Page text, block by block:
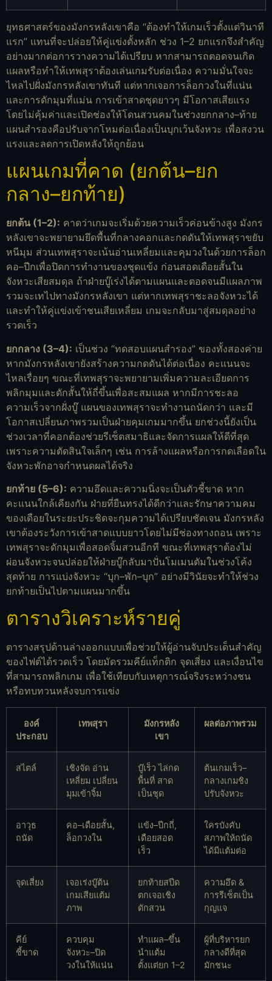
ยุทธศาสตร์ของมังกรหลังเขาคือ “ต้องทำให้เกมเร็วตั้งแต่วินาที
แรก” แทนที่จะปล่อยให้คู่แข่งตั้งหลัก ช่วง 1–2 ยกแรกจึงสำคัญ
อย่างมากต่อการวางความได้เปรียบ หากสามารถตอดจนเกิด
แผลหรือทำให้เทพสุราต้องเล่นเกมรับต่อเนื่อง ความมั่นใจจะ
ไหลไปฝั่งมังกรหลังเขาทันที แต่หากเจอการล็อกวงในที่แน่น
และการดักมุมที่แม่น การเข้าสาดชุดยาวๆ มีโอกาสเสียแรง
โดยไม่คุ้มค่าและเปิดช่องให้โดนสวนคมในช่วงยกกลาง–ท้าย
แผนสำรองคือปรับจากโหมต่อเนื่องเป็นบุกเว้นจังหวะ เพื่อสงวน
แรงและลดการเปิดหลังให้ถูกย้อน
แผนเกมที่คาด (ยกต้น–ยก
กลาง–ยกท้าย)
ยกต้น (1–2): คาดว่าเกมจะเริ่มด้วยความเร็วค่อนข้างสูง มังกร
หลังเขาจะพยายามยึดพื้นที่กลางคอกและกดดันให้เทพสุราขยับ
หนีมุม ส่วนเทพสุราจะเน้นอ่านเหลี่ยมและคุมวงในด้วยการล็อก
คอ–ปีกเพื่อปิดการทำงานของชุดแข้ง ก่อนสอดเดือยสั้นใน
จังหวะเสียสมดุล ถ้าฝ่ายบู๊เร่งได้ตามแผนและตอดจนมีแผลภาพ
รวมจะเทไปทางมังกรหลังเขา แต่หากเทพสุราชะลอจังหวะได้
และทำให้คู่แข่งเข้าชนเสียเหลี่ยม เกมจะกลับมาสู่สมดุลอย่าง
รวดเร็ว
ยกกลาง (3–4): เป็นช่วง “ทดสอบแผนสำรอง” ของทั้งสองค่าย
หากมังกรหลังเขายังสร้างความกดดันได้ต่อเนื่อง คะแนนจะ
ไหลเรื่อยๆ ขณะที่เทพสุราจะพยายามเพิ่มความละเอียดการ
พลิกมุมและดักสั้นให้ถี่ขึ้นเพื่อสะสมแผล หากมีการชะลอ
ความเร็วจากฝั่งบู๊ แผนของเทพสุราจะทำงานถนัดกว่า และมี
โอกาสเปลี่ยนภาพรวมเป็นฝ่ายคุมเกมมากขึ้น ยกช่วงนี้ยังเป็น
ช่วงเวลาที่คอกต้องช่วยรีเซ็ตสมาธิและจัดการแผลให้ดีที่สุด
เพราะความตัดสินใจเล็กๆ เช่น การล้างแผลหรือการกดเลือดใน
จังหวะพักอาจกำหนดผลได้จริง
ยกท้าย (5–6): ความอึดและความนิ่งจะเป็นตัวชี้ขาด หาก
คะแนนใกล้เคียงกัน ฝ่ายที่ยืนทรงได้ดีกว่าและรักษาความคม
ของเดือยในระยะประชิดจะกุมความได้เปรียบชัดเจน มังกรหลัง
เขาต้องระวังการเข้าสาดแบบยาวโดยไม่มีช่องทางถอน เพราะ
เทพสุราจะดักมุมเพื่อสอดจิ้มสวนอีกที ขณะที่เทพสุราต้องไม่
ผ่อนจังหวะจนปล่อยให้ฝ่ายบู๊กลับมาปั่นโมเมนตัมในช่วงโค้ง
สุดท้าย การแบ่งจังหวะ “บุก–พัก–บุก” อย่างมีวินัยจะทำให้ช่วง
ยกท้ายเป็นไปตามแผนมากขึ้น
ตารางวิเคราะห์รายคู่
ตารางสรุปด้านล่างออกแบบเพื่อช่วยให้ผู้อ่านจับประเด็นสำคัญ
ของไฟต์ได้รวดเร็ว โดยมัดรวมคีย์แท็กติก จุดเสี่ยง และเงื่อนไข
ที่สามารถพลิกเกม เพื่อใช้เทียบกับเหตุการณ์จริงระหว่างชน
หรือทบทวนหลังจบการแข่ง
องค์
ประกอบ
เทพสุรา
มังกรหลัง
เขา
ผลต่อภาพรวม
สไตล์
เชิงจัด อ่าน
เหลี่ยม เปลี่ยน
มุมเข้าจิ้ม
บู๊เร็ว ไล่กด
พื้นที่ สาด
เป็นชุด
ต้นเกมเร็ว–
กลางเกมชิง
ปรับจังหวะ
อาวุธ
ถนัด
คอ–เดือยสั้น,
ล็อกวงใน
แข้ง–ปีกถี่,
เดือยสอด
เร็ว
ใครบังคับ
สภาพให้ถนัด
ได้มีแต้มต่อ
จุดเสี่ยง
เจอเร่งบู๊ต้น
เกมเสียแต้ม
ภาพ
ยกท้ายสปีด
ตกเจอเชิง
ดักสวน
ความอึด &
การรีเซ็ตเป็น
กุญแจ
คีย์
ชี้ขาด
ควบคุม
จังหวะ–ปิด
วงในให้แน่น
ทำแผล–ขึ้น
นำแต้ม
ตั้งแต่ยก 1–2
ผู้ที่บริหารยก
กลางดีที่สุด
มักชนะ